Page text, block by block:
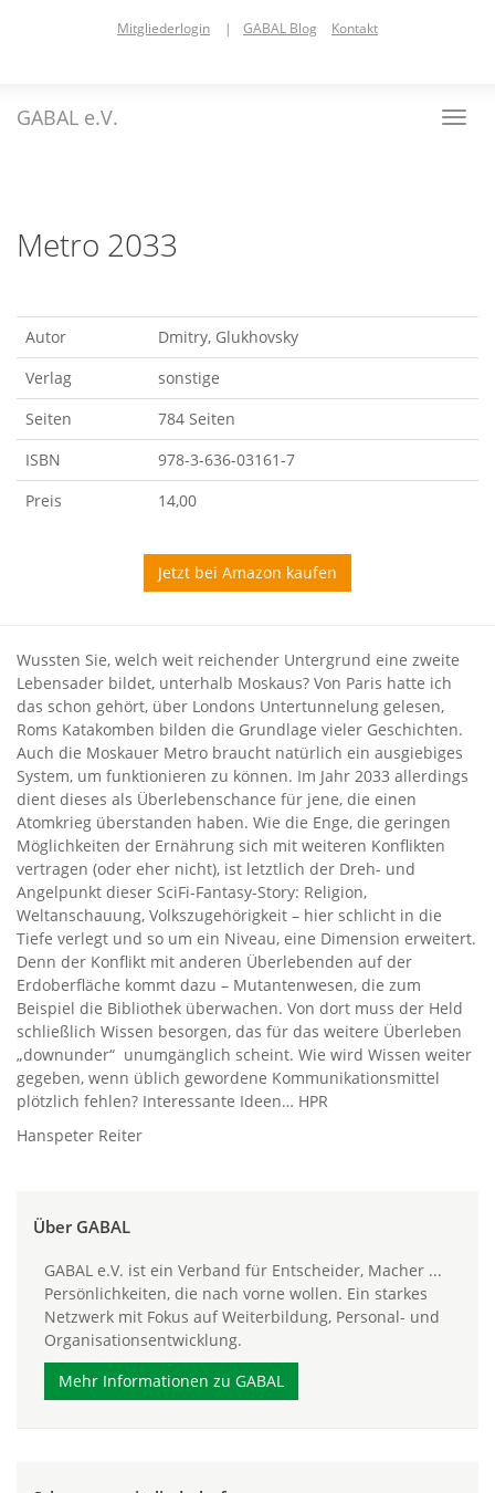
Mitgliederlogin | GABAL Blog Kontakt
GABAL e.V.
Metro 2033
Autor
Dmitry, Glukhovsky
Verlag
sonstige
Seiten
784 Seiten
ISBN
978-3-636-03161-7
Preis
14,00
Jetzt bei Amazon kaufen
Wussten Sie, welch weit reichender Untergrund eine zweite
Lebensader bildet, unterhalb Moskaus? Von Paris hatte ich
das schon gehört, über Londons Untertunnelung gelesen,
Roms Katakomben bilden die Grundlage vieler Geschichten.
Auch die Moskauer Metro braucht natürlich ein ausgiebiges
System, um funktionieren zu können. Im Jahr 2033 allerdings
dient dieses als Überlebenschance für jene, die einen
Atomkrieg überstanden haben. Wie die Enge, die geringen
Möglichkeiten der Ernährung sich mit weiteren Konflikten
vertragen (oder eher nicht), ist letztlich der Dreh- und
Angelpunkt dieser SciFi-Fantasy-Story: Religion,
Weltanschauung, Volkszugehörigkeit – hier schlicht in die
Tiefe verlegt und so um ein Niveau, eine Dimension erweitert.
Denn der Konflikt mit anderen Überlebenden auf der
Erdoberfläche kommt dazu – Mutantenwesen, die zum
Beispiel die Bibliothek überwachen. Von dort muss der Held
schließlich Wissen besorgen, das für das weitere Überleben
„downunder“ unumgänglich scheint. Wie wird Wissen weiter
gegeben, wenn üblich gewordene Kommunikationsmittel
plötzlich fehlen? Interessante Ideen… HPR
Hanspeter Reiter
Über GABAL
GABAL e.V. ist ein Verband für Entscheider, Macher ...
Persönlichkeiten, die nach vorne wollen. Ein starkes
Netzwerk mit Fokus auf Weiterbildung, Personal- und
Organisationsentwicklung.
Mehr Informationen zu GABAL